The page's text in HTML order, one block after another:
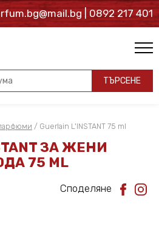
| 0892 217 401
ТЪРСЕНЕ
/ Guerlain L'INSTANT 75 ml
ЗА ЖЕНИ
75 ML
Споделяне